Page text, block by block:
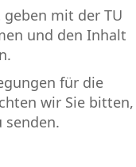
mit der TU
und den Inhalt
für die
wir Sie bitten,
senden.